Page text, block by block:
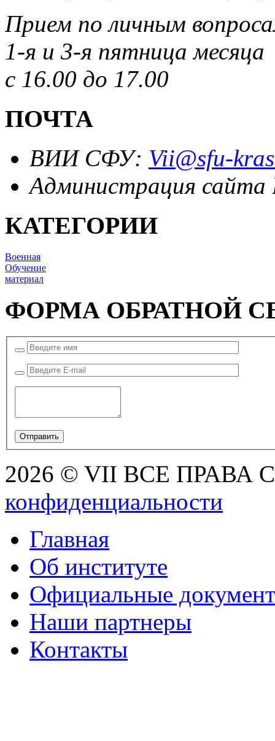
Прием по личным
1-я и 3-я пятница месяца
с 16.00 до 17.00
ПОЧТА
ВИИ СФУ: Vii@sfu-
Администрация
КАТЕГОРИИ
Военная
Обучение
материал
ФОРМА ОБРАТНОЙ
2026 © VII ВСЕ ПРАВА
конфиденциальности
Главная
Об институте
Официальные
Наши партнеры
Контакты